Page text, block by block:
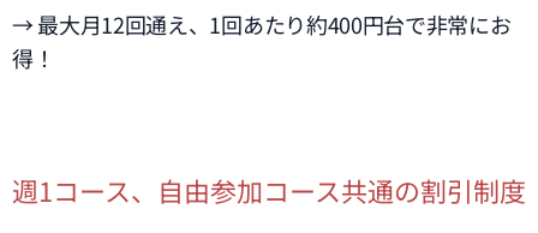
→ 最大月12回通え、1回あたり約400円台で非常にお
得！
週1コース、自由参加コース共通の割引制度